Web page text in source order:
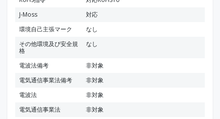
J-Moss
対応
環境自己主張マーク
なし
その他環境及び安全規
格
なし
電波法備考
非対象
電気通信事業法備考
非対象
電波法
非対象
電気通信事業法
非対象